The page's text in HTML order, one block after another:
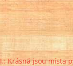
Krásná jsou místa